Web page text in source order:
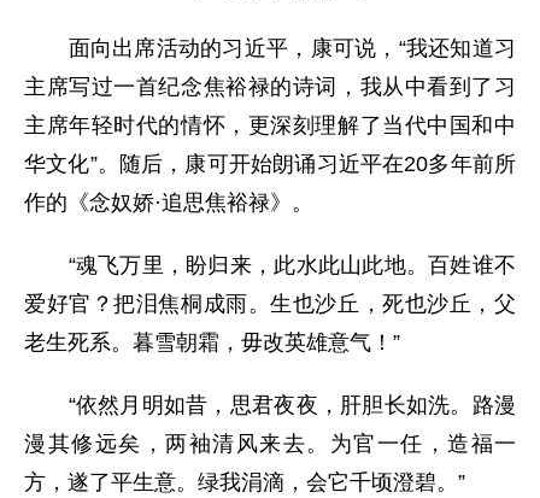
面向出席活动的习近平，康可说，“我还知道习
主席写过一首纪念焦裕禄的诗词，我从中看到了习
主席年轻时代的情怀，更深刻理解了当代中国和中
华文化”。随后，康可开始朗诵习近平在20多年前所
作的《念奴娇·追思焦裕禄》。
“魂飞万里，盼归来，此水此山此地。百姓谁不
爱好官？把泪焦桐成雨。生也沙丘，死也沙丘，父
老生死系。暮雪朝霜，毋改英雄意气！”
“依然月明如昔，思君夜夜，肝胆长如洗。路漫
漫其修远矣，两袖清风来去。为官一任，造福一
方，遂了平生意。绿我涓滴，会它千顷澄碧。”